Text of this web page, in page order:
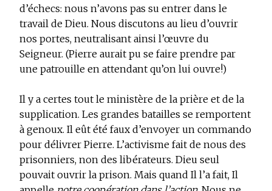
d’échecs: nous n’avons pas su entrer dans le
travail de Dieu. Nous discutons au lieu d’ouvrir
nos portes, neutralisant ainsi l’œuvre du
Seigneur. (Pierre aurait pu se faire prendre par
une patrouille en attendant qu’on lui ouvre!)
Il y a certes tout le ministère de la prière et de la
supplication. Les grandes batailles se remportent
à genoux. Il eût été faux d’envoyer un commando
pour délivrer Pierre. L’activisme fait de nous des
prisonniers, non des libérateurs. Dieu seul
pouvait ouvrir la prison. Mais quand Il l’a fait, Il